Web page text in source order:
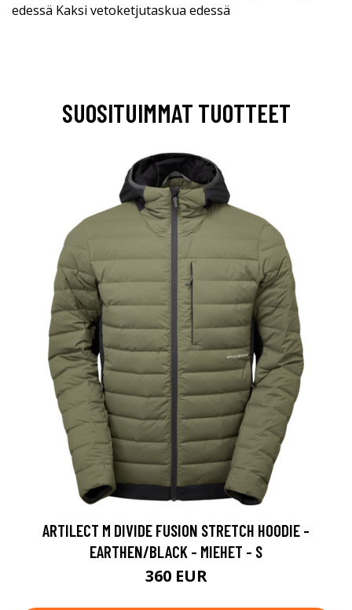
edessä Kaksi vetoketjutaskua edessä
SUOSITUIMMAT TUOTTEET
ARTILECT M DIVIDE FUSION STRETCH HOODIE -
EARTHEN/BLACK - MIEHET - S
360 EUR